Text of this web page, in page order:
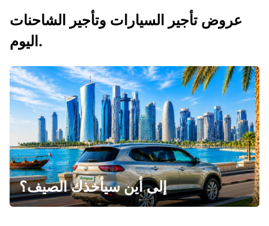
عروض تأجير السيارات وتأجير الشاحنات
اليوم.
إلى أين سيأخذك الصيف؟